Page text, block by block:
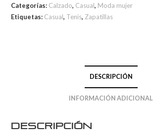
Categorías: Calzado, Casual, Moda mujer
Etiquetas: Casual, Tenis, Zapatillas
DESCRIPCIÓN
INFORMACIÓN ADICIONAL
Descripción